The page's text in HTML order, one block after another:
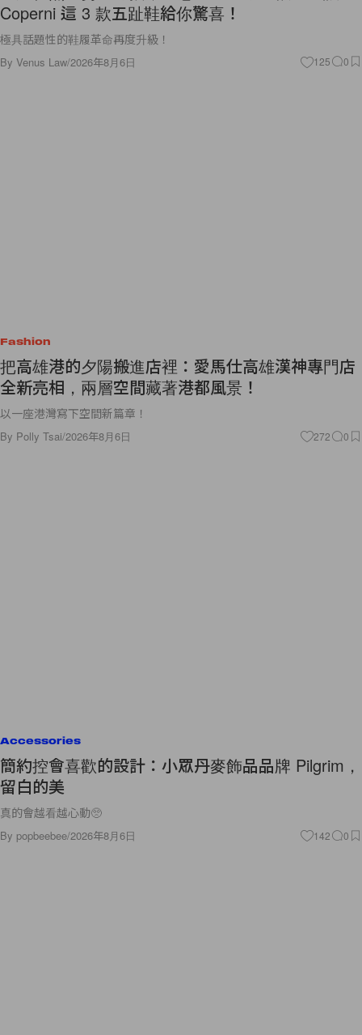
Coperni 這 3 款五趾鞋給你驚喜！
極具話題性的鞋履革命再度升級！
By Venus Law/2026年8月6日 125 0
Fashion
把高雄港的夕陽搬進店裡：愛馬仕高雄漢神專門店
全新亮相，兩層空間藏著港都風景！
以一座港灣寫下空間新篇章！
By Polly Tsai/2026年8月6日 272 0
Accessories
簡約控會喜歡的設計：小眾丹麥飾品品牌 Pilgrim，
留白的美
真的會越看越心動🥺
By popbeebee/2026年8月6日 142 0